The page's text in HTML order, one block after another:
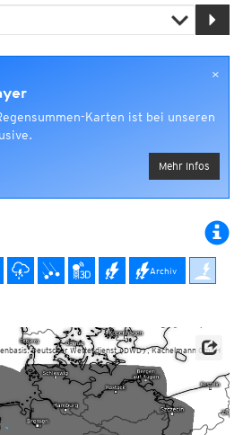
×
Karten ist bei unseren
Mehr Infos
Archiv
Deutscher Wetterdienst (DWD), Kachelmann GmbH